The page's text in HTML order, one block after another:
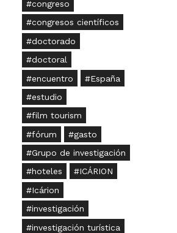
congreso
congresos científicos
doctorado
doctoral
encuentro
España
estudio
film tourism
fórum
gasto
Grupo de investigación
hoteles
ICÁRION
Icárion
investigación
investigación turística